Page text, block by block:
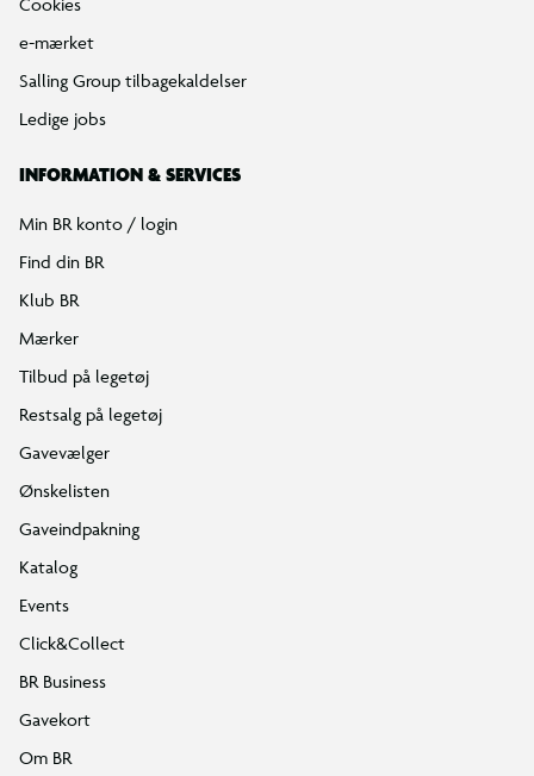
e-mærket
Salling Group tilbagekaldelser
Ledige jobs
INFORMATION & SERVICES
Min BR konto / login
Find din BR
Klub BR
Mærker
Tilbud på legetøj
Restsalg på legetøj
Gavevælger
Ønskelisten
Gaveindpakning
Katalog
Events
Click&Collect
BR Business
Gavekort
Om BR